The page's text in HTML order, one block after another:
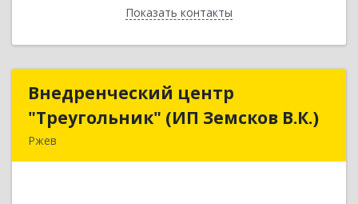
Показать контакты
Назад
Внедренческий центр
"Треугольник" (ИП Земсков В.К.)
Ржев
Внедренческий центр
"Треугольник" (ИП Земсков В.К.)